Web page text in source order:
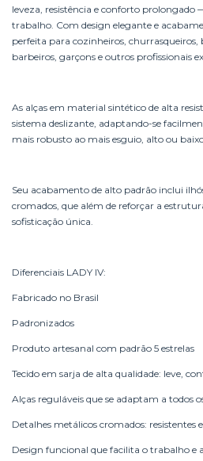
leveza, resistência e conforto prolongado
trabalho. Com design elegante e
perfeita para cozinheiros, churrasqueiros,
barbeiros, garçons e outros profissionais
As alças em material sintético de alta
sistema deslizante, adaptando-se
mais robusto ao mais esguio, alto ou
Seu acabamento de alto padrão inclui
cromados, que além de reforçar a
sofisticação única.
Diferenciais LADY IV:
Fabricado no Brasil
Padronizados
Produto artesanal com padrão 5 estrelas
Tecido em sarja de alta qualidade: leve,
Alças reguláveis que se adaptam a todos
Detalhes metálicos cromados: resistentes
Design funcional que facilita o trabalho e